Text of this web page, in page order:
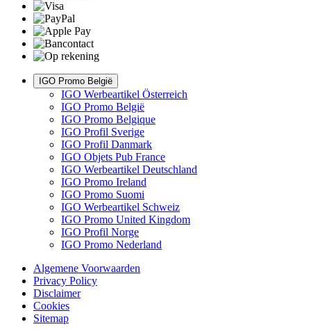
IGO Promo België
IGO Werbeartikel Österreich
IGO Promo België
IGO Promo Belgique
IGO Profil Sverige
IGO Profil Danmark
IGO Objets Pub France
IGO Werbeartikel Deutschland
IGO Promo Ireland
IGO Promo Suomi
IGO Werbeartikel Schweiz
IGO Promo United Kingdom
IGO Profil Norge
IGO Promo Nederland
Algemene Voorwaarden
Privacy Policy
Disclaimer
Cookies
Sitemap